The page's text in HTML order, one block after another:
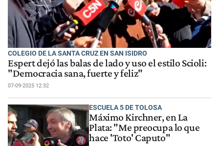
COLEGIO DE LA SANTA CRUZ EN SAN ISIDRO
Espert dejó las balas de lado y uso el estilo Scioli:
"Democracia sana, fuerte y feliz"
07-09-2025 12:32
ESCUELA 5 DE TOLOSA
Máximo Kirchner, en La
Plata: "Me preocupa lo que
hace 'Toto' Caputo"